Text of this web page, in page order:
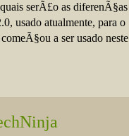
serÃ£o as diferenÃ§as
usado atualmente, para o
a ser usado neste